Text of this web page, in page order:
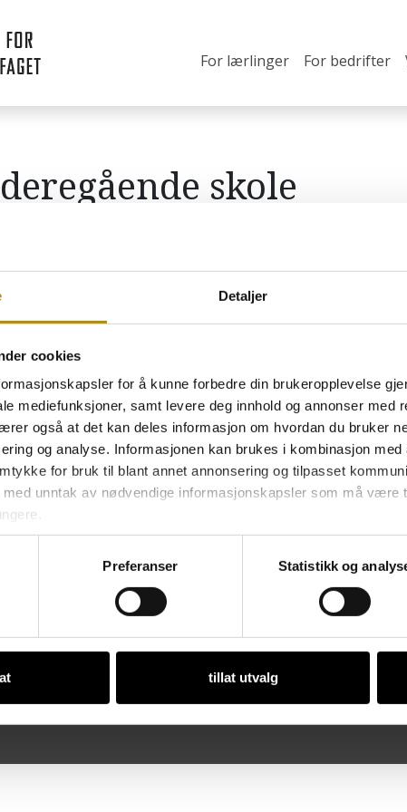
Detaljer
cookies
for å kunne forbedre din brukeropplevelse
mediefunksjoner, samt levere deg innhold og annonser med
også at det kan deles informasjon om hvordan du bruker
og analyse. Informasjonen kan brukes i kombinasjon
for bruk til blant annet annonsering og tilpasset
unntak av nødvendige informasjonskapsler som må være
Preferanser Statistikk og
tillat utvalg
For lærlinger For bedrifter
skole
hovslagerfaget
hestebransjen som ønsker å
utvikling av egen
fra bedriftene og
veileder og kontorpersonale.
fylker i Norge.
• Org. nr. 981 112 97 • Designet og utviklet av